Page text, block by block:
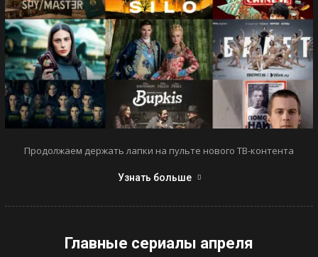
Продолжаем держать лапки на пульте нового ТВ-контента
Узнать больше
Главные сериалы апреля